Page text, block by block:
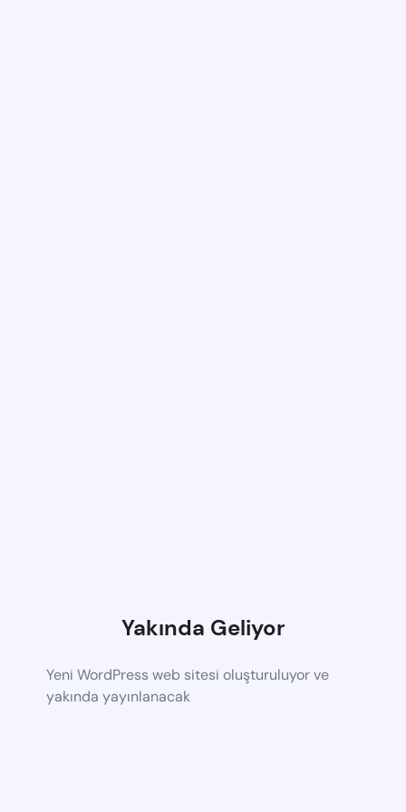
Yakında Geliyor
Yeni WordPress web sitesi oluşturuluyor ve
yakında yayınlanacak